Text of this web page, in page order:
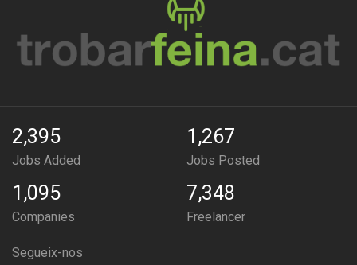
2,395
Jobs Added
1,267
Jobs Posted
1,095
Companies
7,348
Freelancer
Segueix-nos